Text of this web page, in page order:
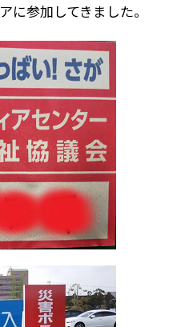
に参加してきました。